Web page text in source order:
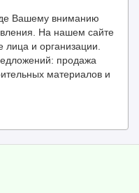
Вашему вниманию
На нашем сайте
и организации.
продажа
материалов и